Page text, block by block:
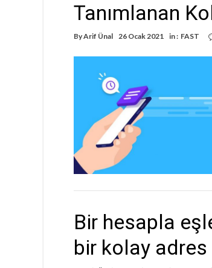
Tanımlanan
ByArif Ünal 26 Ocak 2021 in : FAST
Bir hesapla
bir kolay